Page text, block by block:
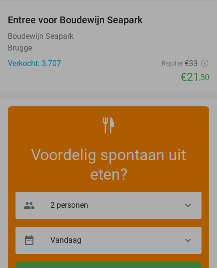
Entree voor Boudewijn Seapark
Boudewijn Seapark
Brugge
Verkocht: 3.707
Regulier €33
€21 ,50
Voordelig spontaan uit
eten?